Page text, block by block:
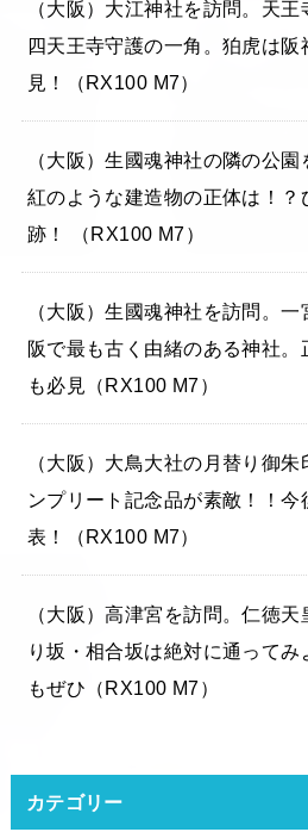
（大阪）大江神社を訪問。天
四天王寺守護の一角。狛虎は
見！（RX100 M7）
（大阪）生國魂神社の隣の公
紅のような建造物の正体は！？
跡！ （RX100 M7）
（大阪）生國魂神社を訪問。
阪で最も古く由緒のある神社。
も必見（RX100 M7）
（大阪）大鳥大社の月替り御
ンプリート記念品が素敵！！今
表！（RX100 M7）
（大阪）高津宮を訪問。仁徳
り坂・相合坂は絶対に通って
もぜひ（RX100 M7）
カテゴリー